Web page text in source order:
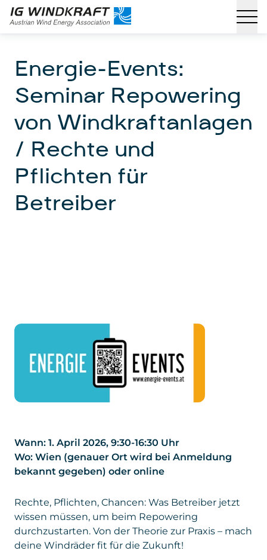
Energie-Events:
Seminar Repowering
von Windkraftanlagen
/ Rechte und
Pflichten für
Betreiber
Wann: 1. April 2026, 9:30-16:30 Uhr
Wo: Wien (genauer Ort wird bei Anmeldung
bekannt gegeben) oder online
Rechte, Pflichten, Chancen: Was Betreiber jetzt
wissen müssen, um beim Repowering
durchzustarten. Von der Theorie zur Praxis – mach
deine Windräder fit für die Zukunft!